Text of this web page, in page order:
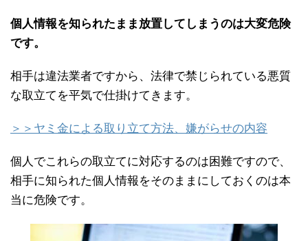
個人情報を知られたまま放置してしまうのは大変危険
です。
相手は違法業者ですから、法律で禁じられている悪質
な取立てを平気で仕掛けてきます。
＞＞ヤミ金による取り立て方法、嫌がらせの内容
個人でこれらの取立てに対応するのは困難ですので、
相手に知られた個人情報をそのままにしておくのは本
当に危険です。